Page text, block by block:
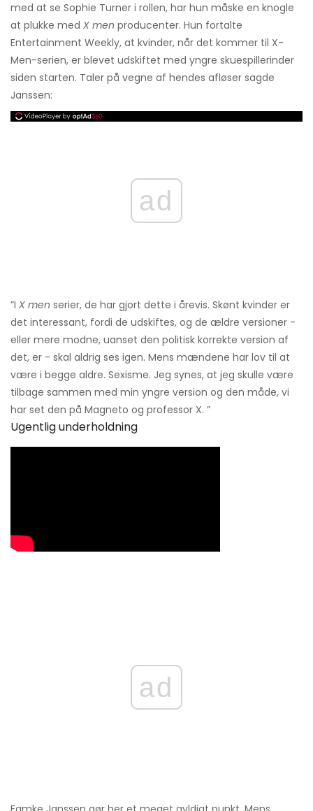
med at se Sophie Turner i rollen, har hun måske en knogle
at plukke med X men producenter. Hun fortalte
Entertainment Weekly, at kvinder, når det kommer til X-
Men-serien, er blevet udskiftet med yngre skuespillerinder
siden starten. Taler på vegne af hendes afløser sagde
Janssen:
ad
”I X men serier, de har gjort dette i årevis. Skønt kvinder er
det interessant, fordi de udskiftes, og de ældre versioner -
eller mere modne, uanset den politisk korrekte version af
det, er - skal aldrig ses igen. Mens mændene har lov til at
være i begge aldre. Sexisme. Jeg synes, at jeg skulle være
tilbage sammen med min yngre version og den måde, vi
har set den på Magneto og professor X. ”
Ugentlig underholdning
ad